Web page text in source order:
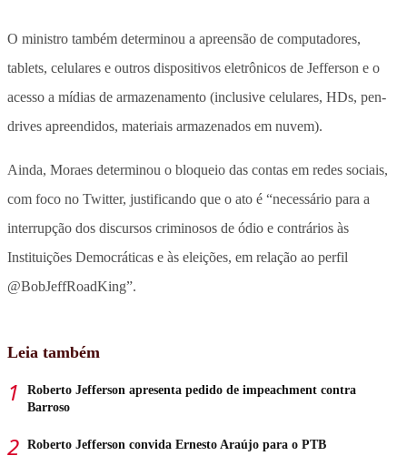
O ministro também determinou a apreensão de computadores,
tablets, celulares e outros dispositivos eletrônicos de Jefferson e o
acesso a mídias de armazenamento (inclusive celulares, HDs, pen-
drives apreendidos, materiais armazenados em nuvem).
Ainda, Moraes determinou o bloqueio das contas em redes sociais,
com foco no Twitter, justificando que o ato é “necessário para a
interrupção dos discursos criminosos de ódio e contrários às
Instituições Democráticas e às eleições, em relação ao perfil
@BobJeffRoadKing”.
Leia também
Roberto Jefferson apresenta pedido de impeachment contra
Barroso
Roberto Jefferson convida Ernesto Araújo para o PTB